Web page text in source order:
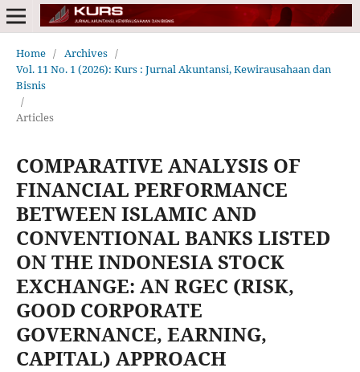
Home / Archives /
Vol. 11 No. 1 (2026): Kurs : Jurnal Akuntansi, Kewirausahaan dan
Bisnis
/
Articles
COMPARATIVE ANALYSIS OF
FINANCIAL PERFORMANCE
BETWEEN ISLAMIC AND
CONVENTIONAL BANKS LISTED
ON THE INDONESIA STOCK
EXCHANGE: AN RGEC (RISK,
GOOD CORPORATE
GOVERNANCE, EARNING,
CAPITAL) APPROACH